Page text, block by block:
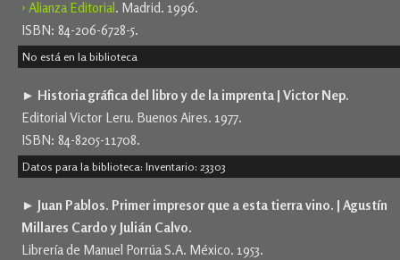
› Alianza Editorial . Madrid. 1996.
ISBN: 84-206-6728-5.
No está en la biblioteca
► Historia gráfica del libro y de la imprenta | Victor Nep.
Editorial Victor Leru. Buenos Aires. 1977.
ISBN: 84-8205-11708.
Datos para la biblioteca: Inventario: 23303
► Juan Pablos. Primer impresor que a esta tierra vino. | Agustín
Millares Cardo y Julián Calvo.
Librería de Manuel Porrúa S.A. México. 1953.